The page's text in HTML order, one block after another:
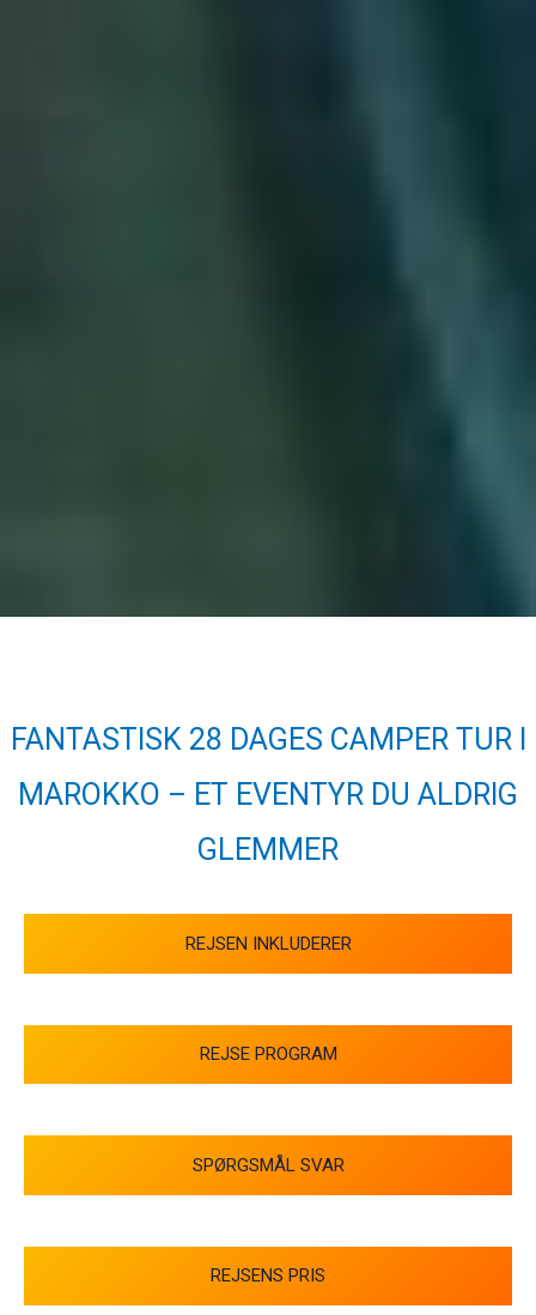
FANTASTISK 28 DAGES CAMPER TUR I
MAROKKO – ET EVENTYR DU ALDRIG
GLEMMER
REJSEN INKLUDERER
REJSE PROGRAM
SPØRGSMÅL SVAR
REJSENS PRIS